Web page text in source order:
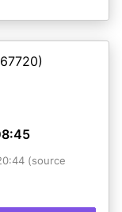
(source